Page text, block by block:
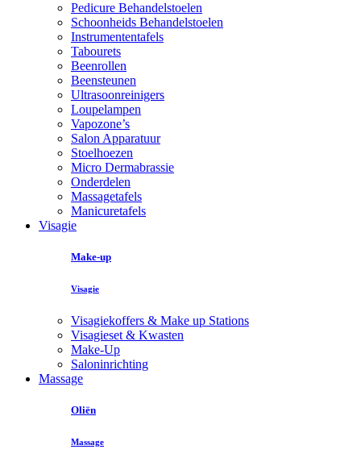
Pedicure Behandelstoelen
Schoonheids Behandelstoelen
Instrumententafels
Tabourets
Beenrollen
Beensteunen
Ultrasoonreinigers
Loupelampen
Vapozone’s
Salon Apparatuur
Stoelhoezen
Micro Dermabrassie
Onderdelen
Massagetafels
Manicuretafels
Visagie
Make-up
Visagie
Visagiekoffers & Make up Stations
Visagieset & Kwasten
Make-Up
Saloninrichting
Massage
Oliën
Massage